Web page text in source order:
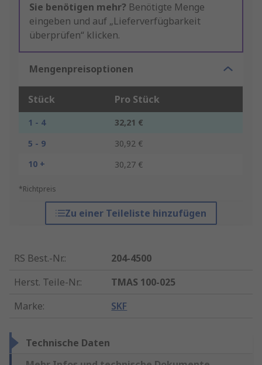
Sie benötigen mehr? Benötigte Menge
eingeben und auf „Lieferverfügbarkeit
überprüfen“ klicken.
Mengenpreisoptionen
Stück Pro Stück
1 - 4
32,21 €
5 - 9
30,92 €
10 +
30,27 €
*Richtpreis
Zu einer Teileliste hinzufügen
RS Best.-Nr.:
204-4500
Herst. Teile-Nr.:
TMAS 100-025
Marke: SKF
Technische Daten